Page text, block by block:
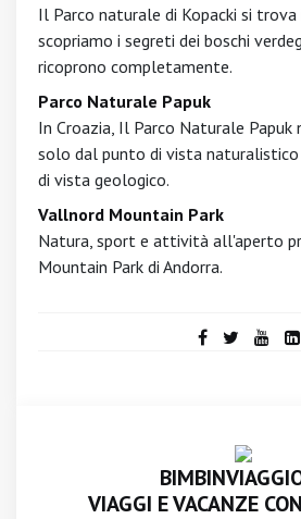
Il Parco naturale di Kopacki si
scopriamo i segreti dei boschi
ricoprono completamente.
Parco Naturale Papuk
In Croazia, Il Parco Naturale Papuk
solo dal punto di vista
di vista geologico.
Vallnord Mountain Park
Natura, sport e attività all'aperto
Mountain Park di Andorra.
VIAGGI E VACANZE